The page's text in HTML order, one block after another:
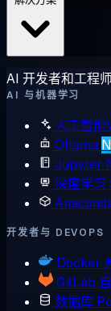
AI 开发者和工程
AI 与机器学习
人工智能
Ollama
Jupyter
深度学习
开发者与 DEVOPS
Docker
GitLab
数据库